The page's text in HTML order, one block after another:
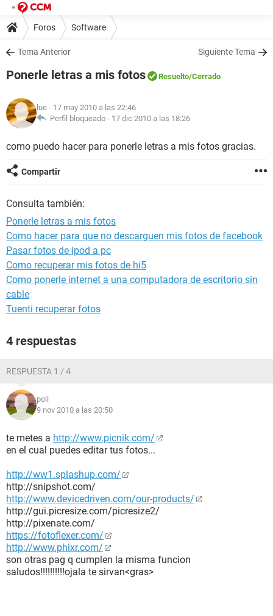
Foros Software
Tema Anterior Siguiente Tema
Ponerle letras a mis fotos Resuelto/Cerrado
lue - 17 may 2010 a las 22:46
Perfil bloqueado - 17 dic 2010 a las 18:26
como puedo hacer para ponerle letras a mis fotos gracias.
Compartir
Consulta también:
Ponerle letras a mis fotos
Como hacer para que no descarguen mis fotos de facebook
Pasar fotos de ipod a pc
Como recuperar mis fotos de hi5
Como ponerle internet a una computadora de escritorio sin
cable
Tuenti recuperar fotos
4 respuestas
RESPUESTA 1 / 4
poli
9 nov 2010 a las 20:50
te metes a http://www.picnik.com/
en el cual puedes editar tus fotos...
http://ww1.splashup.com/
http://snipshot.com/
http://www.devicedriven.com/our-products/
http://gui.picresize.com/picresize2/
http://pixenate.com/
https://fotoflexer.com/
http://www.phixr.com/
son otras pag q cumplen la misma funcion
saludos!!!!!!!!!!ojala te sirvan<gras>